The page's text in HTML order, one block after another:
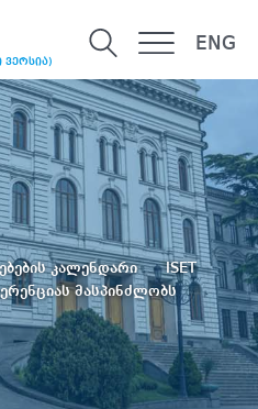
ვერსია)
ENG
კალენდარი
ISET
მასპინძლობს